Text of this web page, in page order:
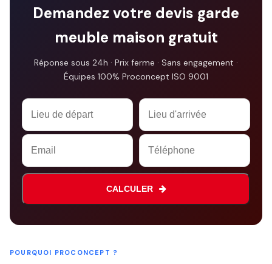
Demandez votre devis garde
meuble maison gratuit
Réponse sous 24h · Prix ferme · Sans engagement ·
Équipes 100% Proconcept ISO 9001
Website
CALCULER
POURQUOI PROCONCEPT ?